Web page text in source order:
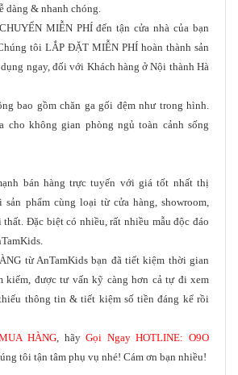
dàng & nhanh chóng.
MIỄN PHÍ đến tận cửa nhà của bạn
tôi LẮP ĐẶT MIỄN PHÍ hoàn thành sản
ngay, đối với Khách hàng ở Nội thành Hà
bao gồm chăn ga gối đệm như trong hình.
cho không gian phòng ngủ toàn cảnh sống
bán hàng trực tuyến với giá tốt nhất thị
phẩm cùng loại từ cửa hàng, showroom,
Đặc biệt có nhiều, rất nhiều mẫu độc đáo
từ AnTamKids bạn đã tiết kiệm thời gian
kiếm, được tư vấn kỹ càng hơn cả tự đi xem
thông tin & tiết kiệm số tiền đáng kể rồi
HÀNG , hãyGọi Ngay HOTLINE: O9O
tôi tận tâm phụ vụ nhé! Cám ơn bạn nhiều!